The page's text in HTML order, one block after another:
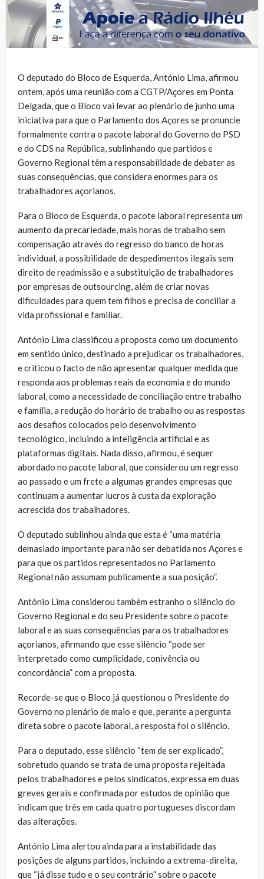
O deputado do Bloco de Esquerda, António Lima, afirmou
ontem, após uma reunião com a CGTP/Açores em Ponta
Delgada, que o Bloco vai levar ao plenário de junho uma
iniciativa para que o Parlamento dos Açores se pronuncie
formalmente contra o pacote laboral do Governo do PSD
e do CDS na República, sublinhando que partidos e
Governo Regional têm a responsabilidade de debater as
suas consequências, que considera enormes para os
trabalhadores açorianos.
Para o Bloco de Esquerda, o pacote laboral representa um
aumento da precariedade, mais horas de trabalho sem
compensação através do regresso do banco de horas
individual, a possibilidade de despedimentos ilegais sem
direito de readmissão e a substituição de trabalhadores
por empresas de outsourcing, além de criar novas
dificuldades para quem tem filhos e precisa de conciliar a
vida profissional e familiar.
António Lima classificou a proposta como um documento
em sentido único, destinado a prejudicar os trabalhadores,
e criticou o facto de não apresentar qualquer medida que
responda aos problemas reais da economia e do mundo
laboral, como a necessidade de conciliação entre trabalho
e família, a redução do horário de trabalho ou as respostas
aos desafios colocados pelo desenvolvimento
tecnológico, incluindo a inteligência artificial e as
plataformas digitais. Nada disso, afirmou, é sequer
abordado no pacote laboral, que considerou um regresso
ao passado e um frete a algumas grandes empresas que
continuam a aumentar lucros à custa da exploração
acrescida dos trabalhadores.
O deputado sublinhou ainda que esta é “uma matéria
demasiado importante para não ser debatida nos Açores e
para que os partidos representados no Parlamento
Regional não assumam publicamente a sua posição”.
António Lima considerou também estranho o silêncio do
Governo Regional e do seu Presidente sobre o pacote
laboral e as suas consequências para os trabalhadores
açorianos, afirmando que esse silêncio “pode ser
interpretado como cumplicidade, conivência ou
concordância” com a proposta.
Recorde-se que o Bloco já questionou o Presidente do
Governo no plenário de maio e que, perante a pergunta
direta sobre o pacote laboral, a resposta foi o silêncio.
Para o deputado, esse silêncio “tem de ser explicado”,
sobretudo quando se trata de uma proposta rejeitada
pelos trabalhadores e pelos sindicatos, expressa em duas
greves gerais e confirmada por estudos de opinião que
indicam que três em cada quatro portugueses discordam
das alterações.
António Lima alertou ainda para a instabilidade das
posições de alguns partidos, incluindo a extrema-direita,
que “já disse tudo e o seu contrário” sobre o pacote